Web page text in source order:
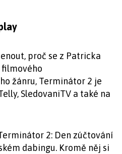
proč se z Patricka
žánru, Terminátor 2 je
SledovaniTV a také na
2: Den zúčtování
dabingu. Kromě něj si